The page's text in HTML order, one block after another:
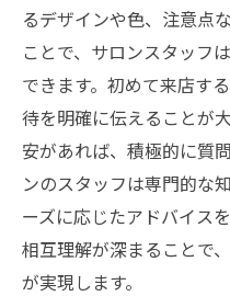
るデザインや色、注意点
ことで、サロンスタッフ
できます。初めて来店す
待を明確に伝えることが
安があれば、積極的に質
ンのスタッフは専門的な
ーズに応じたアドバイス
相互理解が深まることで
が実現します。